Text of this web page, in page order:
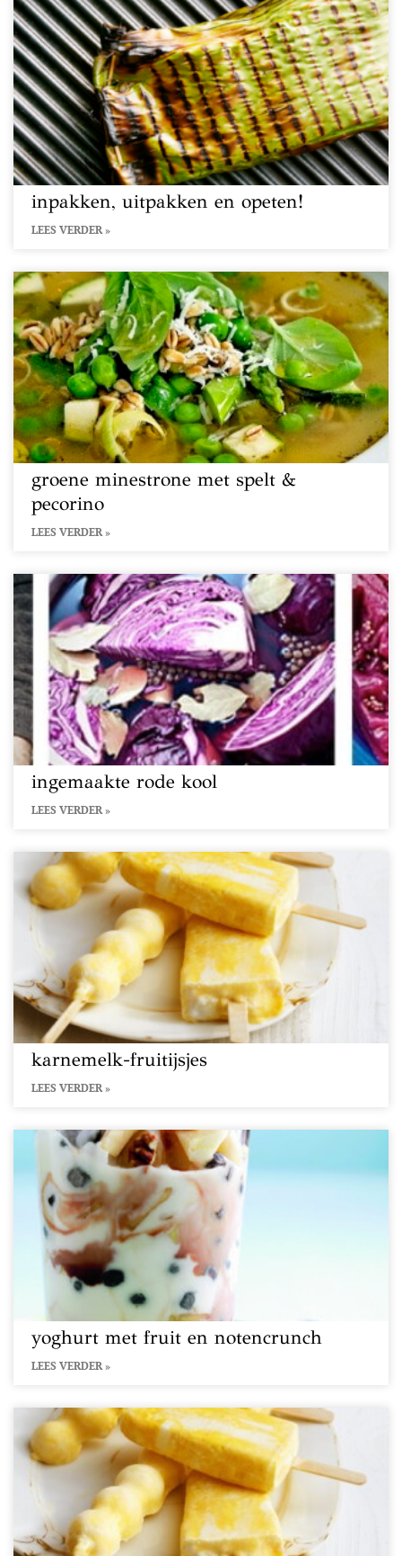
inpakken, uitpakken en opeten!
LEES VERDER »
groene minestrone met spelt &
pecorino
LEES VERDER »
ingemaakte rode kool
LEES VERDER »
karnemelk-fruitijsjes
LEES VERDER »
yoghurt met fruit en notencrunch
LEES VERDER »